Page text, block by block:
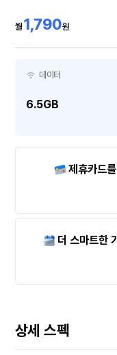
월 1,790원
데이터
6.5GB
제휴카드
더 스마트한
상세 스펙